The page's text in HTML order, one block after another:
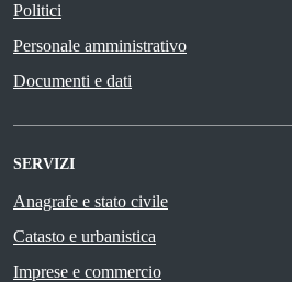
Politici
Personale amministrativo
Documenti e dati
SERVIZI
Anagrafe e stato civile
Catasto e urbanistica
Imprese e commercio